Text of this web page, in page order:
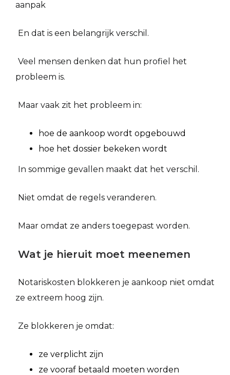
aanpak
En dat is een belangrijk verschil.
Veel mensen denken dat hun profiel het
probleem is.
Maar vaak zit het probleem in:
hoe de aankoop wordt opgebouwd
hoe het dossier bekeken wordt
In sommige gevallen maakt dat het verschil.
Niet omdat de regels veranderen.
Maar omdat ze anders toegepast worden.
Wat je hieruit moet meenemen
Notariskosten blokkeren je aankoop niet omdat
ze extreem hoog zijn.
Ze blokkeren je omdat:
ze verplicht zijn
ze vooraf betaald moeten worden